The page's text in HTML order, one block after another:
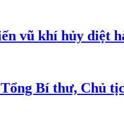
vũ khí hủy diệt
Bí thư, Chủ